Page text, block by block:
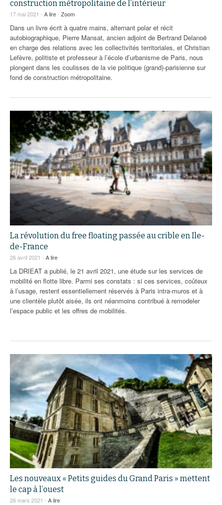
95
construction métropolitaine de l’intérieur
17 mai 2021 - A lire- Zoom
Dans un livre écrit à quatre mains, alternant polar et récit
autobiographique, Pierre Mansat, ancien adjoint de Bertrand Delanoë
en charge des relations avec les collectivités territoriales, et Christian
Lefèvre, politiste et professeur à l’école d’urbanisme de Paris, nous
plongent dans les coulisses de la vie politique (grand)-parisienne sur
fond de construction métropolitaine.
La révolution du free floating passée au crible en Ile-
de-France
26 avril 2021 - A lire
La DRIEAT a publié, le 21 avril 2021, une étude sur les services de
mobilité en flotte libre. Parmi ses constats : si ces services, coûteux
à l’usage, restent essentiellement réservés à Paris intra-muros et à
une clientèle plutôt aisée, ils ont néanmoins contribué à remodeler
l’espace public et les offres de mobilités.
Les nouveaux « Petits guides du Grand Paris » mettent
le cap à l’ouest
26 mars 2021 - A lire